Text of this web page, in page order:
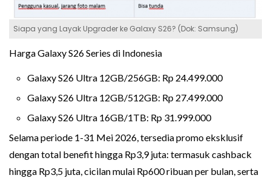
Siapa yang Layak Upgrader ke Galaxy S26? (Dok: Samsung)
Harga Galaxy S26 Series di Indonesia
Galaxy S26 Ultra 12GB/256GB: Rp 24.499.000
Galaxy S26 Ultra 12GB/512GB: Rp 27.499.000
Galaxy S26 Ultra 16GB/1TB: Rp 31.999.000
Selama periode 1-31 Mei 2026, tersedia promo eksklusif
dengan total benefit hingga Rp3,9 juta: termasuk cashback
hingga Rp3,5 juta, cicilan mulai Rp600 ribuan per bulan, serta